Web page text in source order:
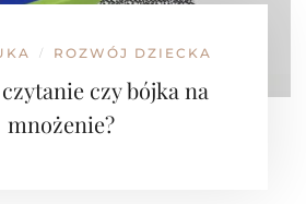
/ ROZWÓJ DZIECKA
czy bójka na
mnożenie?